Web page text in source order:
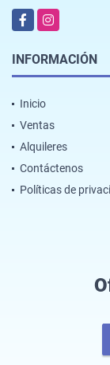
FacebookInstagram
INFORMACIÓN
Inicio
Ventas
Alquileres
Contáctenos
Políticas de